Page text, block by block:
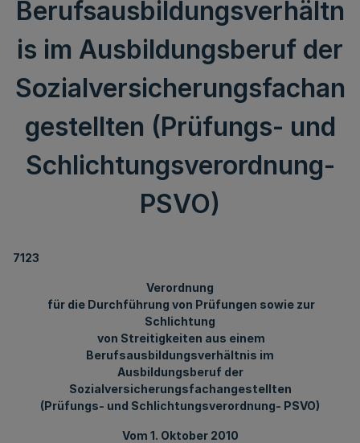
Berufsausbildungsverhältn
is im Ausbildungsberuf der
Sozialversicherungsfachan
gestellten (Prüfungs- und
Schlichtungsverordnung-
PSVO)
7123
Verordnung
für die Durchführung von Prüfungen sowie zur
Schlichtung
von Streitigkeiten aus einem
Berufsausbildungsverhältnis im
Ausbildungsberuf der
Sozialversicherungsfachangestellten
(Prüfungs- und Schlichtungsverordnung- PSVO)
Vom 1. Oktober 2010